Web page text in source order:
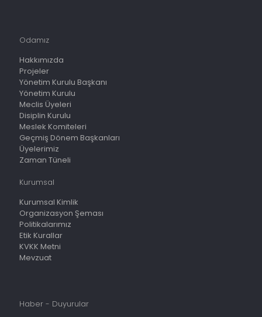
Odamız
Hakkımızda
Projeler
Yönetim Kurulu Başkanı
Yönetim Kurulu
Meclis Üyeleri
Disiplin Kurulu
Meslek Komiteleri
Geçmiş Dönem Başkanları
Üyelerimiz
Zaman Tüneli
Kurumsal
Kurumsal Kimlik
Organizasyon Şeması
Politikalarımız
Etik Kurallar
KVKK Metni
Mevzuat
Haber - Duyurular